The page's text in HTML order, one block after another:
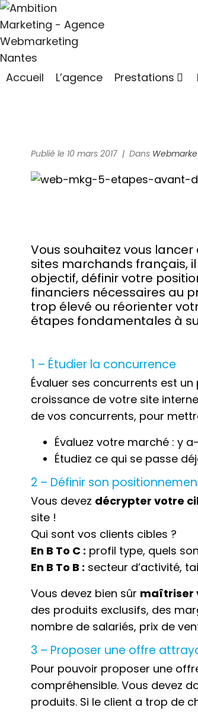
Accueil L’agence Prestations
Publié le 10 mars 2017 Dans
Vous souhaitez vous
sites marchands français,
objectif, définir votre
financiers nécessaires au
trop élevé ou réorienter
étapes fondamentales à
1 – Étudier la concurrence
Évaluer ses concurrents est
croissance de votre site
de vos concurrents, pour
Évaluez votre marché : y
Étudiez ce qui se passe
2 – Définir son
Vous devez décrypter votre
site !
Qui sont vos clients cibles ?
En B To C : profil type, quels
En B To B : secteur d’activité,
Vous devez bien sûr maîtriser
des produits exclusifs, des
nombre de salariés, prix de
3 – Proposer une offre
Pour pouvoir proposer une
compréhensible. Vous devez
produits. Si le client a trop de